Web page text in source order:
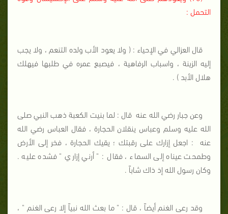
التحمل :
قال العزالي في الإحياء : ( ولا يعود الأب ولده التنعم ، ولا يجب
إليه الزينة ، واسباب الرفاهية ، فيصبع عمره في طلبها فيهلك
هلال الأبد ) .
وعن جبار رضي الله عنه قال : لما بنيت الكعبة ذهب النبي صلى
الله عليه وسلم وعباس ينقلان الحجارة ، فقال العباس رضي الله
عنه
: اجعل إزارك على رقبتك ؛ يقيك الحجارة ، فخر إلى الأرض
وطمحت عيناه إلى السماء ، فقال : " أرني إزاري " فشده عليه .
وكان رسول الله إذ ذاك شاباً .
وقد رعى الغنم أيضاً ، قال : " ما بعث الله نبياً إلا رعى الغنم " ،